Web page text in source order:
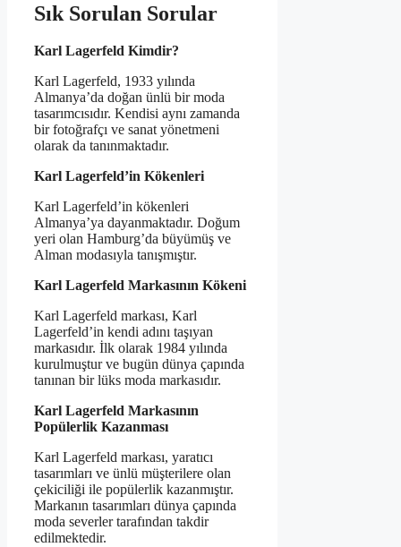
Sık Sorulan Sorular
Karl Lagerfeld Kimdir?
Karl Lagerfeld, 1933 yılında
Almanya’da doğan ünlü bir moda
tasarımcısıdır. Kendisi aynı zamanda
bir fotoğrafçı ve sanat yönetmeni
olarak da tanınmaktadır.
Karl Lagerfeld’in Kökenleri
Karl Lagerfeld’in kökenleri
Almanya’ya dayanmaktadır. Doğum
yeri olan Hamburg’da büyümüş ve
Alman modasıyla tanışmıştır.
Karl Lagerfeld Markasının Kökeni
Karl Lagerfeld markası, Karl
Lagerfeld’in kendi adını taşıyan
markasıdır. İlk olarak 1984 yılında
kurulmuştur ve bugün dünya çapında
tanınan bir lüks moda markasıdır.
Karl Lagerfeld Markasının
Popülerlik Kazanması
Karl Lagerfeld markası, yaratıcı
tasarımları ve ünlü müşterilere olan
çekiciliği ile popülerlik kazanmıştır.
Markanın tasarımları dünya çapında
moda severler tarafından takdir
edilmektedir.